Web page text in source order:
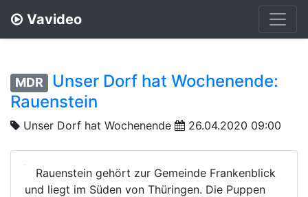
Vavideo
MDR
Unser Dorf hat Wochenende:
Rauenstein
Unser Dorf hat Wochenende 26.04.2020 09:00
Rauenstein gehört zur Gemeinde Frankenblick
und liegt im Süden von Thüringen. Die Puppen